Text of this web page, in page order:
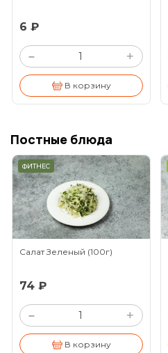
6 ₽
– +
В корзину
Постные блюда
ФИТНЕС
Салат Зеленый (100г)
74 ₽
– +
В корзину